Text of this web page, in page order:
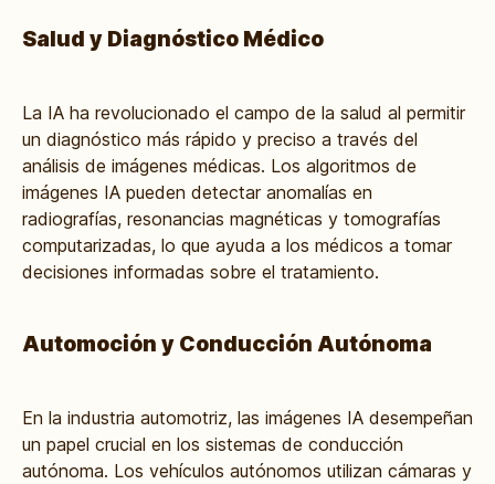
Salud y Diagnóstico Médico
La IA ha revolucionado el campo de la salud al permitir
un diagnóstico más rápido y preciso a través del
análisis de imágenes médicas. Los algoritmos de
imágenes IA pueden detectar anomalías en
radiografías, resonancias magnéticas y tomografías
computarizadas, lo que ayuda a los médicos a tomar
decisiones informadas sobre el tratamiento.
Automoción y Conducción Autónoma
En la industria automotriz, las imágenes IA desempeñan
un papel crucial en los sistemas de conducción
autónoma. Los vehículos autónomos utilizan cámaras y